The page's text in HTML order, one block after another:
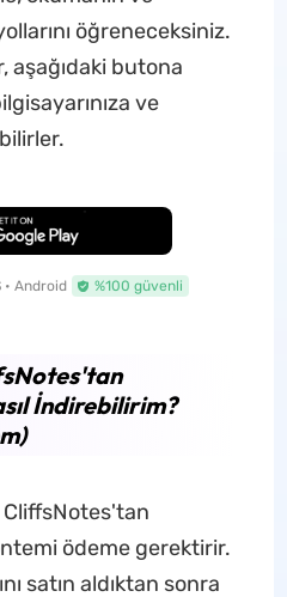
öğreneceksiniz.
aşağıdaki butona
ve
İndirme
• Android %100 güvenli
İndirebilirim?
CliffsNotes'tan
ödeme gerektirir.
satın aldıktan sonra